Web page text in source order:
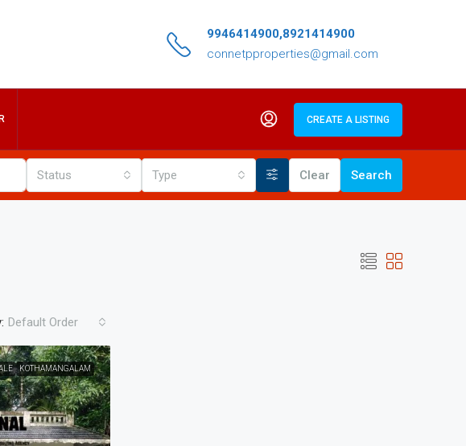
9946414900,8921414900
connetpproperties@gmail.com
CREATE A LISTING
Status Type Clear Search
Default Order
KOTHAMANGALAM